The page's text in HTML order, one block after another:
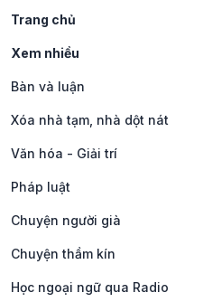
Trang chủ
Xem nhiều
Bàn và luận
Xóa nhà tạm, nhà dột nát
Văn hóa - Giải trí
Pháp luật
Chuyện người già
Chuyện thầm kín
Học ngoại ngữ qua Radio